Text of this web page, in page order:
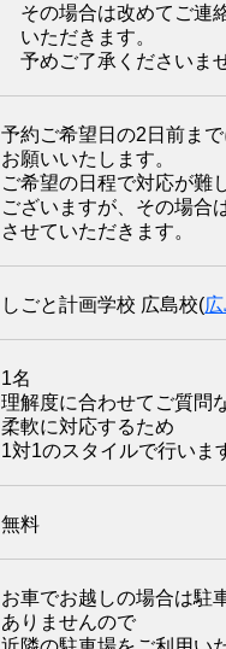
その場合は改めてご連
いただきます。
予めご了承くださいま
予約ご希望日の2日前ま
お願いいたします。
ご希望の日程で対応が難
ございますが、その場合
させていただきます。
しごと計画学校 広島校(
1名
理解度に合わせてご質問
柔軟に対応するため
1対1のスタイルで行いま
無料
お車でお越しの場合は駐
ありませんので